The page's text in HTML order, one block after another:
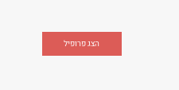
הצג פרופיל